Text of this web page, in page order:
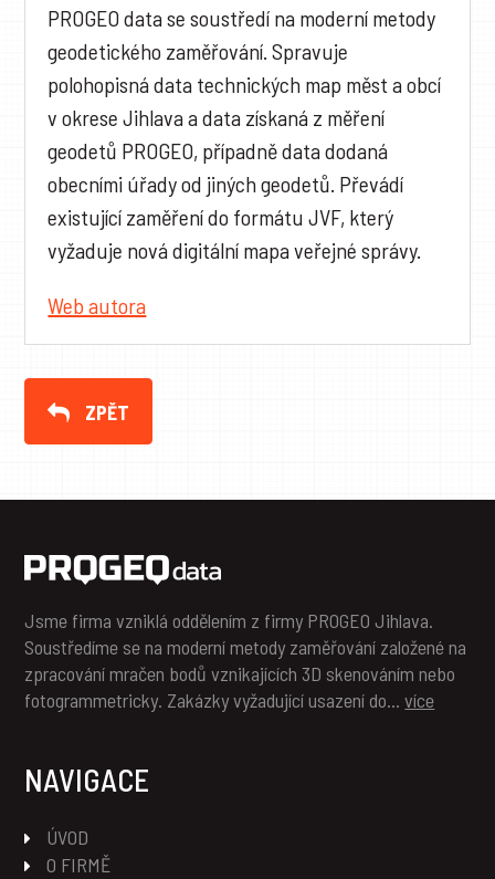
PROGEO data se soustředí na moderní metody
geodetického zaměřování. Spravuje
polohopisná data technických map měst a obcí
v okrese Jihlava a data získaná z měření
geodetů PROGEO, případně data dodaná
obecními úřady od jiných geodetů. Převádí
existující zaměření do formátu JVF, který
vyžaduje nová digitální mapa veřejné správy.
Web autora
ZPĚT
Jsme firma vzniklá oddělením z firmy PROGEO Jihlava.
Soustředíme se na moderní metody zaměřování založené na
zpracování mračen bodů vznikajících 3D skenováním nebo
fotogrammetricky. Zakázky vyžadující usazení do…více
NAVIGACE
ÚVOD
O FIRMĚ